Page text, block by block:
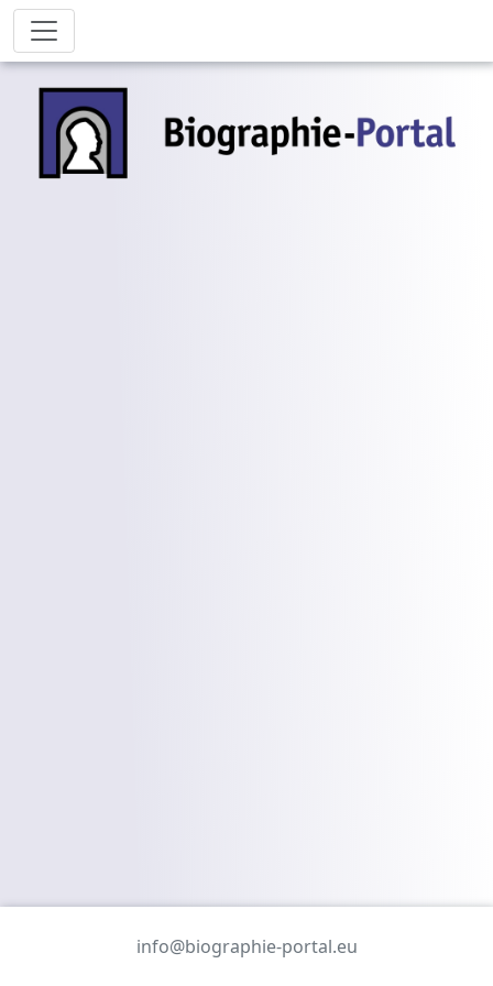
info@biographie-portal.eu